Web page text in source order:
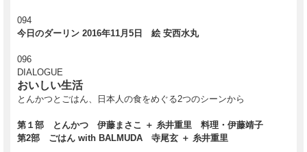
でのロングインタビュー
ジェクト担当による ものづくりのコツを徹底解剖など、小誌とのコラボレーショ
また、糸井が手がけた大人気ゲーム
や、 漫画家になりたかった
ーマにした 対談「光のマンガ、影のマンガ」
・「ほぼ日」で毎日更新される糸井が紡ぐエッセイのようなもの「今日のダーリ
ン」の特別版を7篇掲載
094
今日のダーリン 2016年11月5日 絵 安西水丸
096
DIALOGUE
おいしい生活
とんかつとごはん、日本人の食をめぐる2つのシーンから
第１部 とんかつ 伊藤まさこ ＋ 糸井重里 料理・伊藤靖子
第2部 ごはん with BALMUDA 寺尾玄 ＋ 糸井重里